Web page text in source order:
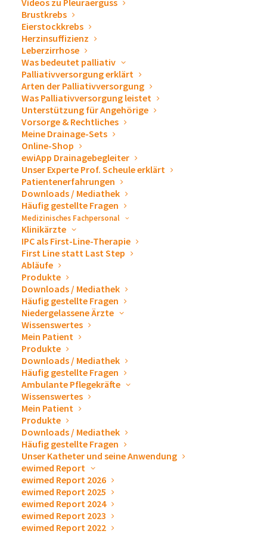
Videos zu Pleuraerguss
Brustkrebs
Eierstockkrebs
Herzinsuffizienz
Leberzirrhose
Was bedeutet palliativ
Palliativversorgung erklärt
Arten der Palliativversorgung
Was Palliativversorgung leistet
Unterstützung für Angehörige
Vorsorge & Rechtliches
Meine Drainage-Sets
Online-Shop
ewiApp Drainagebegleiter
Unser Experte Prof. Scheule erklärt
Patientenerfahrungen
Downloads / Mediathek
Häufig gestellte Fragen
Medizinisches Fachpersonal
Klinikärzte
IPC als First-Line-Therapie
First Line statt Last Step
Abläufe
Produkte
Downloads / Mediathek
Häufig gestellte Fragen
Niedergelassene Ärzte
Wissenswertes
Mein Patient
Produkte
Downloads / Mediathek
Häufig gestellte Fragen
Ambulante Pflegekräfte
Wissenswertes
Mein Patient
Produkte
Downloads / Mediathek
Häufig gestellte Fragen
Unser Katheter und seine Anwendung
ewimed Report
ewimed Report 2026
ewimed Report 2025
ewimed Report 2024
ewimed Report 2023
ewimed Report 2022
First Line statt Last Step
9. Februar 2026
ARTIKEL LESEN
Weihnachtsfeier 2025: Après-Ski, der Winter kann
kommen!
12. Dezember 2025
ARTIKEL LESEN